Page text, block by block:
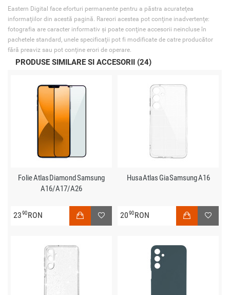
Eastern Digital face eforturi permanente pentru a păstra acurateţea
informaţiilor din acestă pagină. Rareori acestea pot conţine inadvertenţe:
fotografia are caracter informativ şi poate conţine accesorii neincluse în
pachetele standard, unele specificaţii pot fi modificate de catre producător
fără preaviz sau pot conţine erori de operare.
PRODUSE SIMILARE SI ACCESORII (24)
Folie Atlas Diamond Samsung
A16/A17/A26
2390RON
Husa Atlas Gia Samsung A16
2090RON